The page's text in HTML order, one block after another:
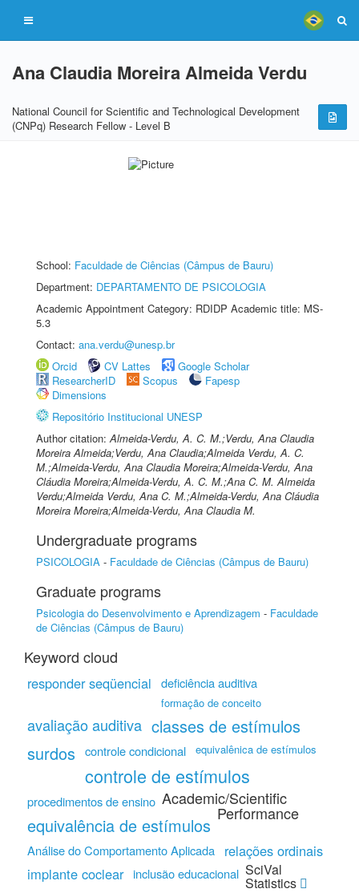
Ana Claudia Moreira Almeida Verdu
National Council for Scientific and Technological Development
(CNPq) Research Fellow - Level B
School: Faculdade de Ciências (Câmpus de Bauru)
Department: DEPARTAMENTO DE PSICOLOGIA
Academic Appointment Category: RDIDP Academic title: MS-
5.3
Contact: ana.verdu@unesp.br
Orcid
CV Lattes
Google Scholar
ResearcherID
Scopus
Fapesp
Dimensions
Repositório Institucional UNESP
Author citation:Almeida-Verdu, A. C. M.;Verdu, Ana Claudia
Moreira Almeida;Verdu, Ana Claudia;Almeida Verdu, A. C.
M.;Almeida-Verdu, Ana Claudia Moreira;Almeida-Verdu, Ana
Cláudia Moreira;Almeida-Verdu, A. C. M.;Ana C. M. Almeida
Verdu;Almeida Verdu, Ana C. M.;Almeida-Verdu, Ana Cláudia
Moreira Moreira;Almeida-Verdu, Ana Claudia M.
Undergraduate programs
PSICOLOGIA - Faculdade de Ciências (Câmpus de Bauru)
Graduate programs
Psicologia do Desenvolvimento e Aprendizagem - Faculdade
de Ciências (Câmpus de Bauru)
Keyword cloud
responder seqüencial deficiência auditiva
formação de conceito
avaliação auditiva classes de estímulos
surdos
controle condicional equivalênica de estímulos
controle de estímulos
procedimentos de ensino
equivalência de estímulos
Análise do Comportamento Aplicada
relações ordinais
implante coclear inclusão educacional
Academic/Scientific
Performance
SciVal
Statistics